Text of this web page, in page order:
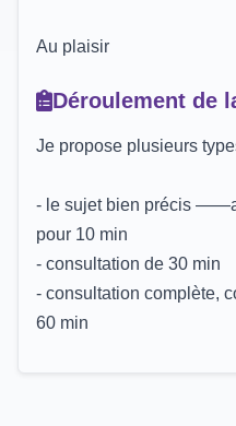
Au plaisir
Déroulement de
Je propose plusieurs
- le sujet bien précis
pour 10 min
- consultation de 30 min
- consultation complète,
60 min